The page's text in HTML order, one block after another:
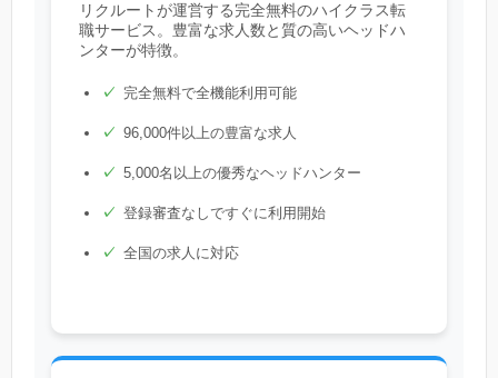
リクルートが運営する完全無料のハイクラス転
職サービス。豊富な求人数と質の高いヘッドハ
ンターが特徴。
完全無料で全機能利用可能
96,000件以上の豊富な求人
5,000名以上の優秀なヘッドハンター
登録審査なしですぐに利用開始
全国の求人に対応